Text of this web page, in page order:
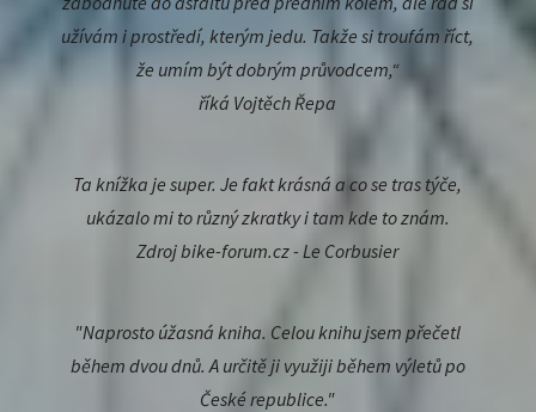
užívám i prostředí, kterým jedu. Takže si troufám říct,
že umím být dobrým průvodcem,“
říká Vojtěch Řepa
Ta knížka je super. Je fakt krásná a co se tras týče,
ukázalo mi to různý zkratky i tam kde to znám.
Zdroj bike-forum.cz - Le Corbusier
"Naprosto úžasná kniha. Celou knihu jsem přečetl
během dvou dnů. A určitě ji využiji během výletů po
České republice."